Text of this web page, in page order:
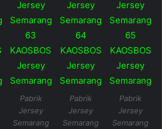
Pabrik
Jersey
Semarang
Pabrik
Jersey
Semarang
Pabrik
Jersey
Semarang